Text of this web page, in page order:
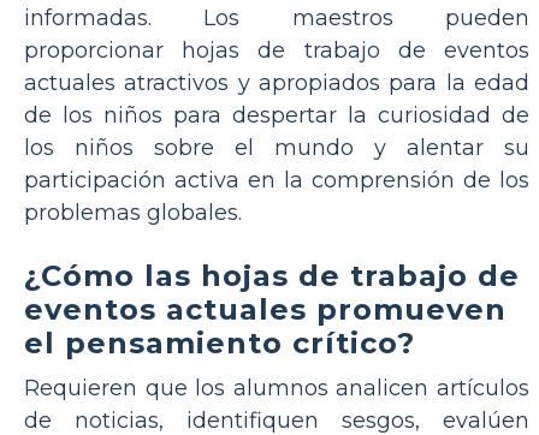
informadas. Los maestros pueden
proporcionar hojas de trabajo de eventos
actuales atractivos y apropiados para la edad
de los niños para despertar la curiosidad de
los niños sobre el mundo y alentar su
participación activa en la comprensión de los
problemas globales.
¿Cómo las hojas de trabajo de
eventos actuales promueven
el pensamiento crítico?
Requieren que los alumnos analicen artículos
de noticias, identifiquen sesgos, evalúen